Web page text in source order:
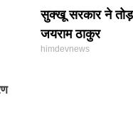
सुक्खू सरकार ने तोड़
जयराम ठाकुर
himdevnews